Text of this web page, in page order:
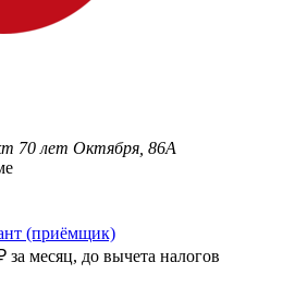
70 лет Октября, 86А
(приёмщик)
за месяц, до вычета налогов